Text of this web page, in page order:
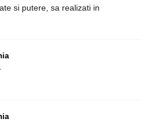
si putere, sa realizati in